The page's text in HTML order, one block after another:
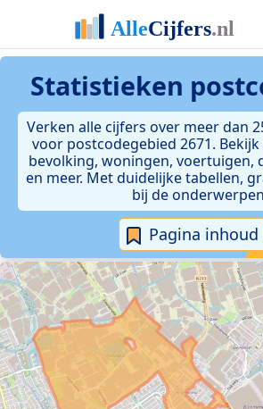
Statistieken
Verken alle cijfers over meer dan
voor postcodegebied 2671.
bevolking, woningen, voertuigen,
en meer. Met duidelijke tabellen,
bij de
Pagina